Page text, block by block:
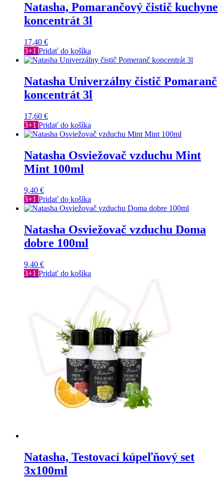
Natasha, Pomarančový čistič kuchyne
koncentrát 3l
17,40 €
3+1 Pridať do košíka
Natasha Univerzálny čistič Pomaranč
koncentrát 3l
17,60 €
3+1 Pridať do košíka
Natasha Osviežovač vzduchu Mint
Mint 100ml
9,40 €
3+1 Pridať do košíka
Natasha Osviežovač vzduchu Doma
dobre 100ml
9,40 €
3+1 Pridať do košíka
Natasha, Testovací kúpeľňový set
3x100ml